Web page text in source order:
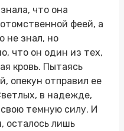
что она
феей, а
не знал, но
что он один из тех,
кровь. Пытаясь
опекун отправил ее
в надежде,
темную силу. И
осталось лишь